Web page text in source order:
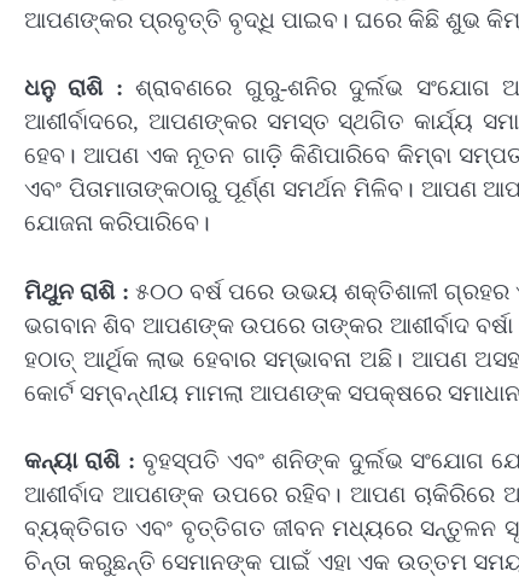
ଆପଣଙ୍କର ପ୍ରବୃତ୍ତି ବୃଦ୍ଧି ପାଇବ। ଘରେ କିଛି ଶୁଭ
ଧନୁ ରାଶି : ଶ୍ରାବଣରେ ଗୁରୁ-ଶନିର ଦୁର୍ଲଭ ସଂଯୋଗ
ଆଶୀର୍ବାଦରେ, ଆପଣଙ୍କର ସମସ୍ତ ସ୍ଥଗିତ କାର୍ଯ୍ୟ
ହେବ। ଆପଣ ଏକ ନୂତନ ଗାଡ଼ି କିଣିପାରିବେ କିମ୍ବା
ଏବଂ ପିତାମାତାଙ୍କଠାରୁ ପୂର୍ଣ୍ଣ ସମର୍ଥନ ମିଳିବ। ଆପଣ
ଯୋଜନା କରିପାରିବେ।
ମିଥୁନ ରାଶି : ୫୦୦ ବର୍ଷ ପରେ ଉଭୟ ଶକ୍ତିଶାଳୀ
ଭଗବାନ ଶିବ ଆପଣଙ୍କ ଉପରେ ତାଙ୍କର ଆଶୀର୍ବାଦ
ହଠାତ୍ ଆର୍ଥିକ ଲାଭ ହେବାର ସମ୍ଭାବନା ଅଛି। ଆପଣ
କୋର୍ଟ ସମ୍ବନ୍ଧୀୟ ମାମଲା ଆପଣଙ୍କ ସପକ୍ଷରେ
କନ୍ୟା ରାଶି : ବୃହସ୍ପତି ଏବଂ ଶନିଙ୍କ ଦୁର୍ଲଭ ସଂଯୋଗ
ଆଶୀର୍ବାଦ ଆପଣଙ୍କ ଉପରେ ରହିବ। ଆପଣ
ବ୍ୟକ୍ତିଗତ ଏବଂ ବୃତ୍ତିଗତ ଜୀବନ ମଧ୍ୟରେ ସନ୍ତୁଳନ
ଚିନ୍ତା କରୁଛନ୍ତି ସେମାନଙ୍କ ପାଇଁ ଏହା ଏକ ଉତ୍ତମ